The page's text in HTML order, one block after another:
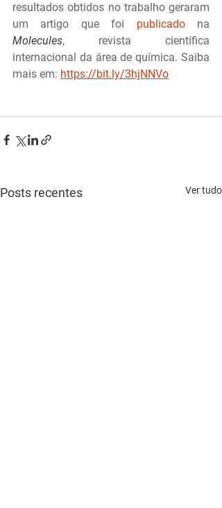
resultados obtidos no trabalho geraram
um artigo que foi publicado
Molecules, revista científica
internacional da área de química. Saiba
mais em: https://bit.ly/3hjNNVo
Posts recentes Ver tudo